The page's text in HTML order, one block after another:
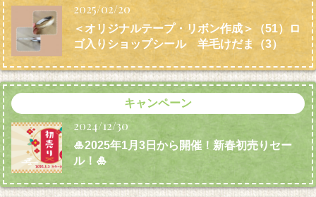
2025/02/20
＜オリジナルテープ・リボン作成＞（51）ロ
ゴ入りショップシール 羊毛けだま （3）
キャンペーン
2024/12/30
🎍2025年1月3日から開催！新春初売りセー
ル！🎍